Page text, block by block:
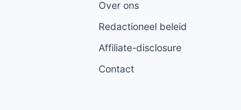
Over ons
Redactioneel beleid
Affiliate-disclosure
Contact